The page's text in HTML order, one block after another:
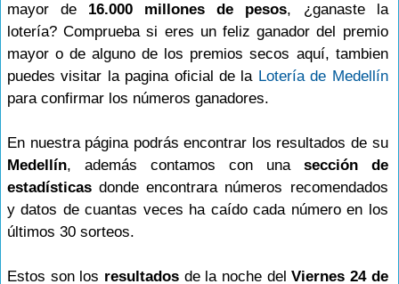
mayor de 16.000 millones de pesos, ¿ganaste la
lotería? Comprueba si eres un feliz ganador del premio
mayor o de alguno de los premios secos aquí, tambien
puedes visitar la pagina oficial de la Lotería de Medellín
para confirmar los números ganadores.
En nuestra página podrás encontrar los resultados de su
Medellín, además contamos con una sección de
estadísticas donde encontrara números recomendados
y datos de cuantas veces ha caído cada número en los
últimos 30 sorteos.
Estos son los resultadosde la noche delViernes 24 de